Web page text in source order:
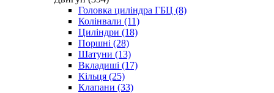
Головка циліндра ГБЦ (8)
Колінвали (11)
Циліндри (18)
Поршні (28)
Шатуни (13)
Вкладиші (17)
Кільця (25)
Клапани (33)